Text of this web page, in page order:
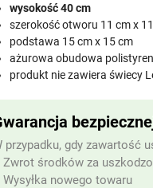
wysokość 40 cm
szerokość otworu 11 cm x
podstawa 15 cm x 15 cm
ażurowa obudowa
produkt nie zawiera świecy
przypadku, gdy zawartość
Zwrot środków za
Wysyłka nowego towaru